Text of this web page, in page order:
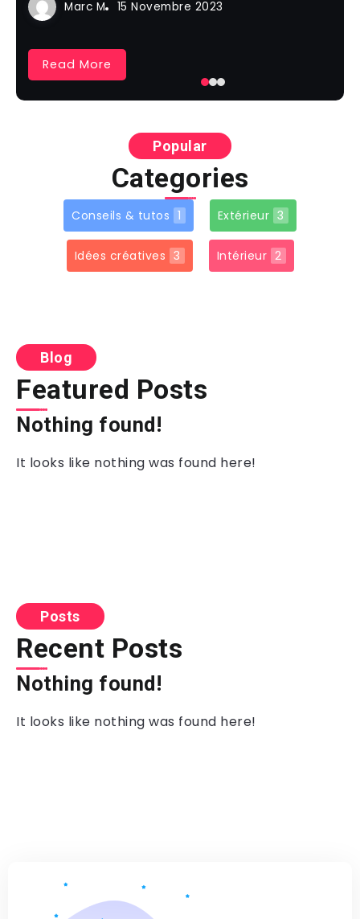
Marc M 15 Novembre 2023
Read More
Categories
Popular
Conseils & tutos 1 Extérieur 3
Idées créatives 3 Intérieur 2
Featured Posts
Blog
Nothing found!
It looks like nothing was found here!
Recent Posts
Posts
Nothing found!
It looks like nothing was found here!